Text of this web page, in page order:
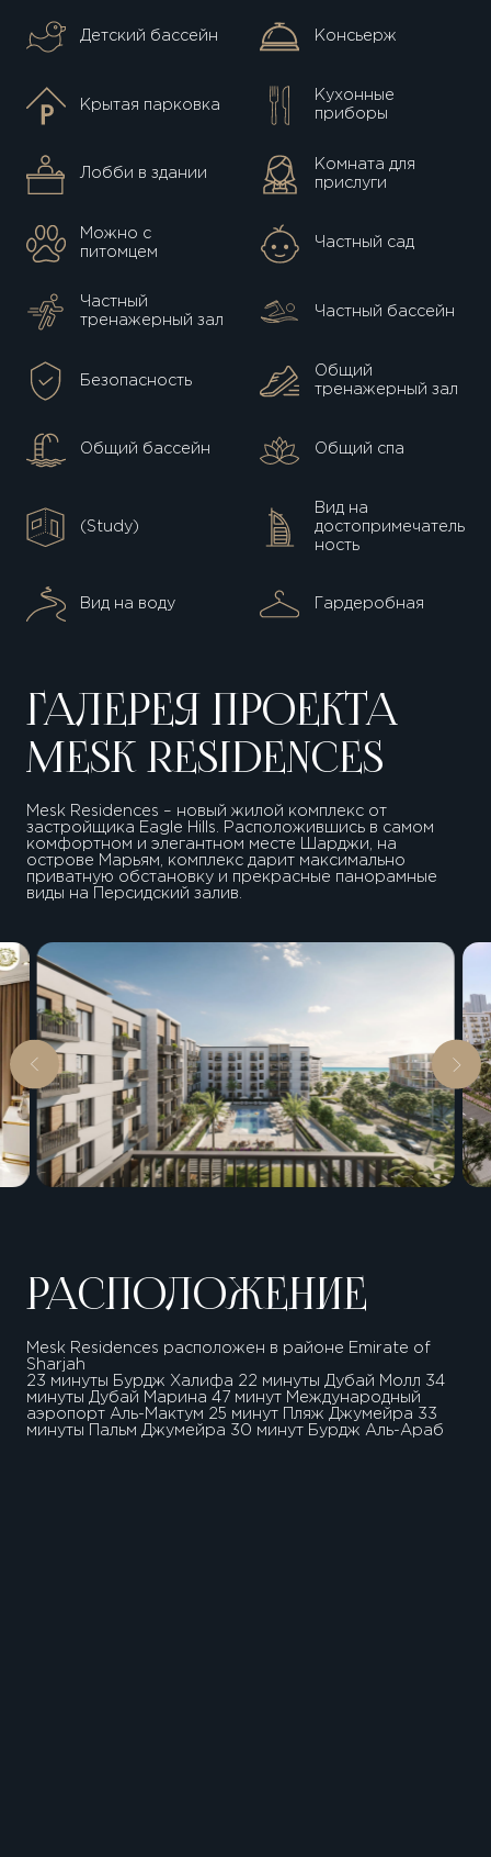
Детский бассейн Консьерж
Крытая парковка
Кухонные
приборы
Лобби в здании
Комната для
прислуги
Можно с
питомцем
Частный сад
Частный
тренажерный зал
Частный бассейн
Безопасность
Общий
тренажерный зал
Общий бассейн Общий спа
(Study)
Вид на
достопримечатель
ность
Вид на воду Гардеробная
ГАЛЕРЕЯ ПРОЕКТА
MESK RESIDENCES
Mesk Residences – новый жилой комплекс от
застройщика Eagle Hills. Расположившись в самом
комфортном и элегантном месте Шарджи, на
острове Марьям, комплекс дарит максимально
приватную обстановку и прекрасные панорамные
виды на Персидский залив.
РАСПОЛОЖЕНИЕ
Mesk Residences расположен в районе Emirate of
Sharjah
23 минуты Бурдж Халифа 22 минуты Дубай Молл 34
минуты Дубай Марина 47 минут Международный
аэропорт Аль-Мактум 25 минут Пляж Джумейра 33
минуты Пальм Джумейра 30 минут Бурдж Аль-Араб